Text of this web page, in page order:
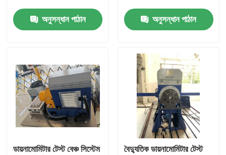
আমাদের সম্বন্ধে
কারখানা ভ্রমণ
গুণগত মান নিয়ন্ত্রণ
অনুসন্ধান পাঠান অনুসন্ধান পাঠান
ডায়নামোমিটার টেস্ট বেঞ্চ সিস্টেম
বৈদ্যুতিক ডায়নামোমিটার টেস্ট